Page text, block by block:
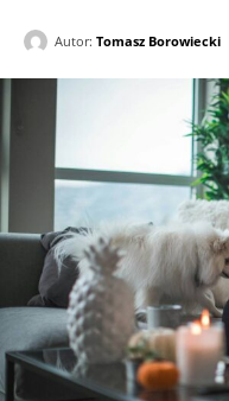
Autor: Tomasz Borowiecki